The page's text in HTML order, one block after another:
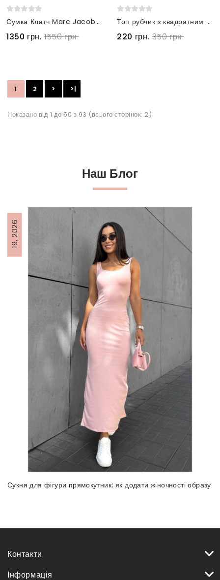
Сумка Клатч Marc Jacobs Лого коричнева
1350 грн. 1550 грн.
Топ рубчик з квадратним вирізом м'ятний
220 грн. 350 грн.
1 2 > >|
Показано від 1 до 50 з 93 (всього сторінок: 2)
Наш Блог
19, 2026
Сукня для фігури прямокутник: як додати жіночності образу
Контакти
Інформація